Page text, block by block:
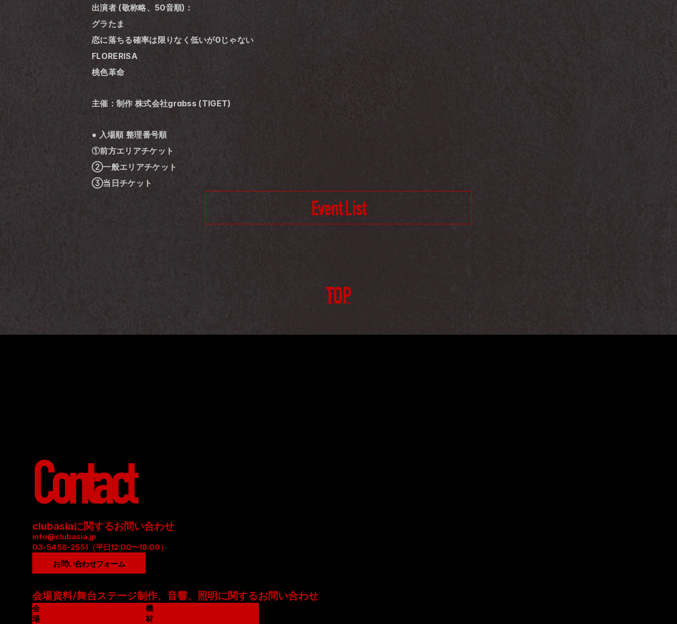
出演者 (敬称略、50音順)：
グラたま
恋に落ちる確率は限りなく低いが0じゃない
FLORERISA
桃色革命
主催：制作 株式会社grabss (TIGET)
● 入場順 整理番号順
①前方エリアチケット
②一般エリアチケット
③当日チケット
Event List
TOP
Contact
clubasiaに関するお問い合わせ
info@clubasia.jp
03-5458-2551（平日12:00〜18:00）
お問い合わせフォーム
会場資料/舞台ステージ制作、音響、照明に関するお問い合わせ
会
場
機
材